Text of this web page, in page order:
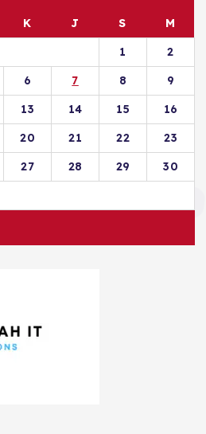
K J S
M
1
2
6 7 8
9
13 14 15
16
20 21 22
23
27 28 29
30